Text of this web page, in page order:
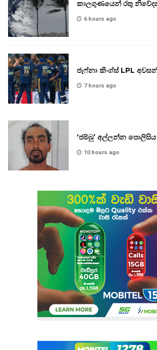
කාලගුණයෙන් රතු
6 hours ago
ජැෆ්නා කිංග්ස් LPL
7 hours ago
‘ජම්බු’ අල්ලන්න
10 hours ago